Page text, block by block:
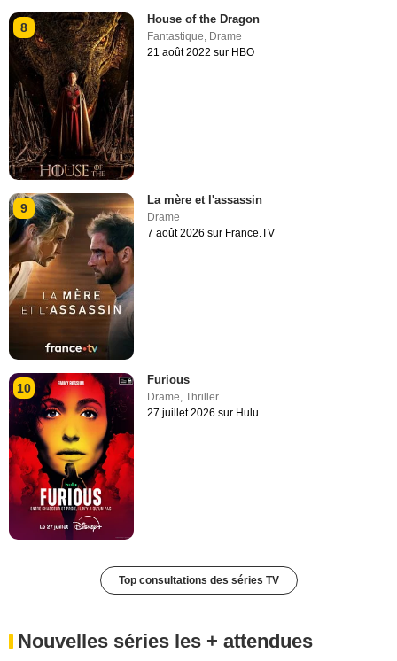
8
House of the Dragon
Fantastique, Drame
21 août 2022 sur HBO
9
La mère et l'assassin
Drame
7 août 2026 sur France.TV
10
Furious
Drame,Thriller
27 juillet 2026 sur Hulu
Top consultations des séries TV
Nouvelles séries les + attendues